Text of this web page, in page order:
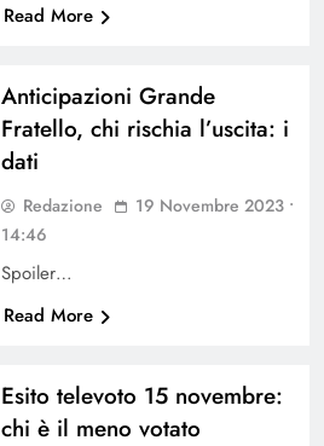
Read More
Anticipazioni Grande
Fratello, chi rischia l’uscita: i
dati
Redazione
19 Novembre 2023 •
14:46
Spoiler…
Read More
Esito televoto 15 novembre:
chi è il meno votato